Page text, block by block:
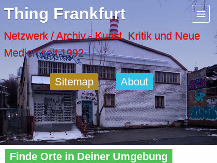
Thing Frankfurt
Netzwerk / Archiv - Kunst, Kritik und Neue
Medien seit 1992
Sitemap About
Home »Tags» Bar
Finde Orte in Deiner Umgebung
Menu
Artspaces
Cool Places
Frankfurt Diary
Activity
Recent Posts